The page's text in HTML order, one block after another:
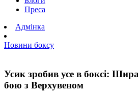
Преса
Адмінка
Новини боксу
Усик зробив усе в боксі:
бою з Верхувеном